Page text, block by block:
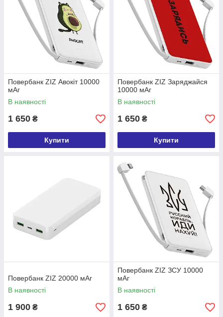
Повербанк ZIZ Авокіт 10000
мАг
В наявності
1 650 ₴
Купити
Повербанк ZIZ Заряджайся
10000 мАг
В наявності
1 650 ₴
Купити
Повербанк ZIZ 20000 мАг
В наявності
1 900 ₴
Повербанк ZIZ ЗСУ 10000
мАг
В наявності
1 650 ₴